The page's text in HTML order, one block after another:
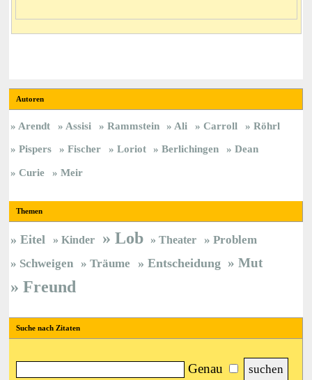
Autoren
Arendt Assisi Rammstein Ali Carroll
Röhrl
Pispers
Fischer Loriot Berlichingen
Dean
Curie
Meir
Themen
Eitel Kinder Lob Theater
Problem
Schweigen
Träume Entscheidung Mut
Freund
Suche nach Zitaten
Genau